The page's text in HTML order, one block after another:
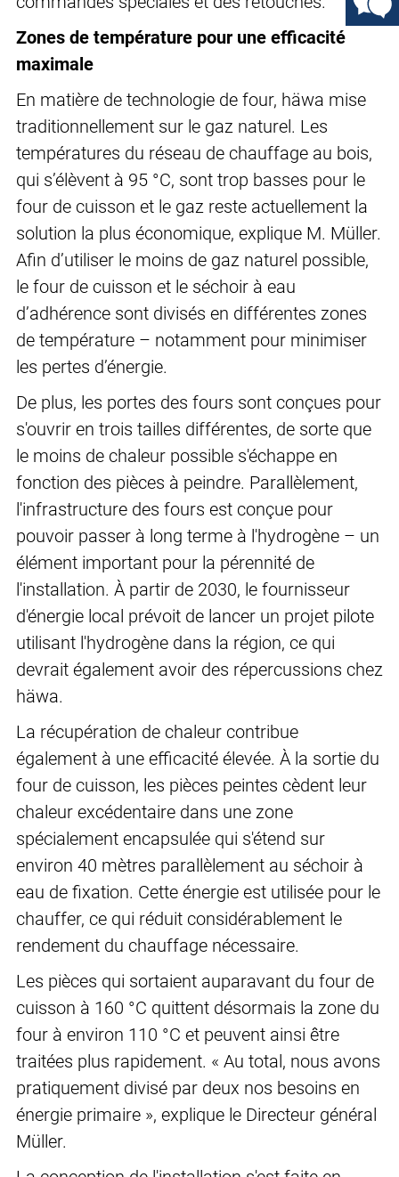
Zones de température pour une efficacité
maximale
En matière de technologie de four, häwa mise
traditionnellement sur le gaz naturel. Les
températures du réseau de chauffage au bois,
qui s’élèvent à 95 °C, sont trop basses pour le
four de cuisson et le gaz reste actuellement la
solution la plus économique, explique M. Müller.
Afin d’utiliser le moins de gaz naturel possible,
le four de cuisson et le séchoir à eau
d’adhérence sont divisés en différentes zones
de température – notamment pour minimiser
les pertes d’énergie.
De plus, les portes des fours sont conçues pour
s'ouvrir en trois tailles différentes, de sorte que
le moins de chaleur possible s'échappe en
fonction des pièces à peindre. Parallèlement,
l'infrastructure des fours est conçue pour
pouvoir passer à long terme à l'hydrogène – un
élément important pour la pérennité de
l'installation. À partir de 2030, le fournisseur
d'énergie local prévoit de lancer un projet pilote
utilisant l'hydrogène dans la région, ce qui
devrait également avoir des répercussions chez
häwa.
La récupération de chaleur contribue
également à une efficacité élevée. À la sortie du
four de cuisson, les pièces peintes cèdent leur
chaleur excédentaire dans une zone
spécialement encapsulée qui s'étend sur
environ 40 mètres parallèlement au séchoir à
eau de fixation. Cette énergie est utilisée pour le
chauffer, ce qui réduit considérablement le
rendement du chauffage nécessaire.
Les pièces qui sortaient auparavant du four de
cuisson à 160 °C quittent désormais la zone du
four à environ 110 °C et peuvent ainsi être
traitées plus rapidement. « Au total, nous avons
pratiquement divisé par deux nos besoins en
énergie primaire », explique le Directeur général
Müller.